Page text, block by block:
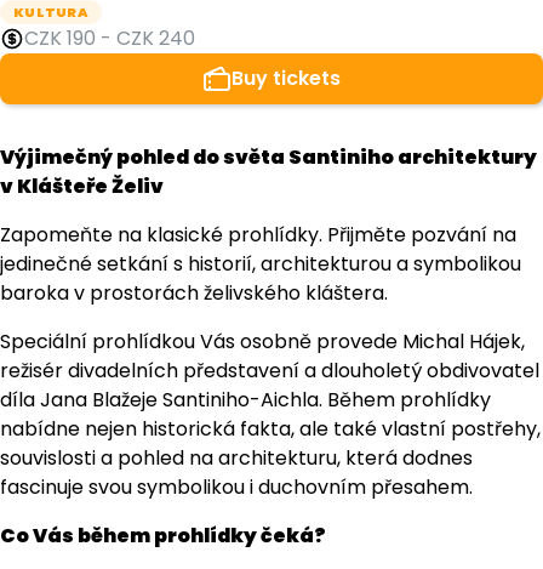
KULTURA
CZK 190 - CZK 240
Buy tickets
Výjimečný pohled do světa Santiniho architektury
v Klášteře Želiv
Zapomeňte na klasické prohlídky. Přijměte pozvání na
jedinečné setkání s historií, architekturou a symbolikou
baroka v prostorách želivského kláštera.
Speciální prohlídkou Vás osobně provede Michal Hájek,
režisér divadelních představení a dlouholetý obdivovatel
díla Jana Blažeje Santiniho-Aichla. Během prohlídky
nabídne nejen historická fakta, ale také vlastní postřehy,
souvislosti a pohled na architekturu, která dodnes
fascinuje svou symbolikou i duchovním přesahem.
Co Vás během prohlídky čeká?